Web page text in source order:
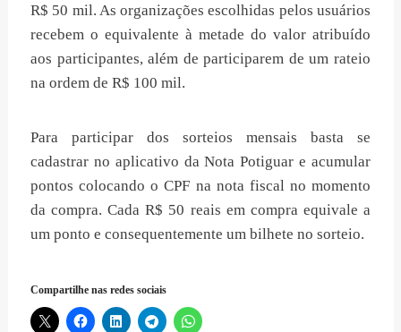
R$ 50 mil. As organizações escolhidas pelos usuários
recebem o equivalente à metade do valor atribuído
aos participantes, além de participarem de um rateio
na ordem de R$ 100 mil.
Para participar dos sorteios mensais basta se
cadastrar no aplicativo da Nota Potiguar e acumular
pontos colocando o CPF na nota fiscal no momento
da compra. Cada R$ 50 reais em compra equivale a
um ponto e consequentemente um bilhete no sorteio.
Compartilhe nas redes sociais